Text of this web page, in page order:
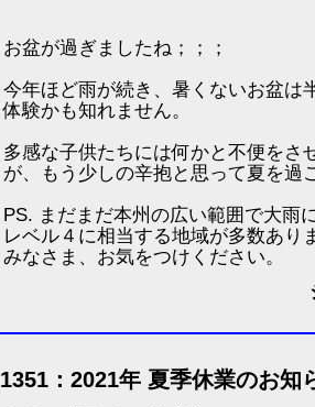
お盆が過ぎましたね；；；
今年ほど雨が続き、暑くないお盆は
体験かも知れません。
多感な子供たちには何かと不便をさ
が、もう少しの辛抱と思って夏を過
PS. まだまだ本州の広い範囲で大雨
レベル４に相当する地域が多数あり
みなさま、お気をつけください。
1351：2021年 夏季休業のお知